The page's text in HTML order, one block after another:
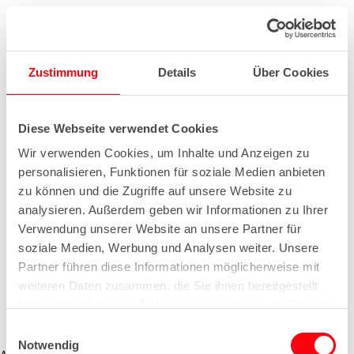
Zustimmung Details Über Cookies
Diese Webseite verwendet Cookies
Wir verwenden Cookies, um Inhalte und Anzeigen zu
personalisieren, Funktionen für soziale Medien anbieten
zu können und die Zugriffe auf unsere Website zu
analysieren. Außerdem geben wir Informationen zu Ihrer
Verwendung unserer Website an unsere Partner für
soziale Medien, Werbung und Analysen weiter. Unsere
Partner führen diese Informationen möglicherweise mit
weiteren Daten zusammen, die Sie ihnen bereitgestellt
Notwendig